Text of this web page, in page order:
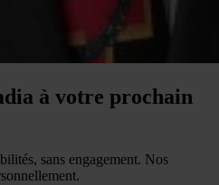
à votre prochain
sans engagement. Nos